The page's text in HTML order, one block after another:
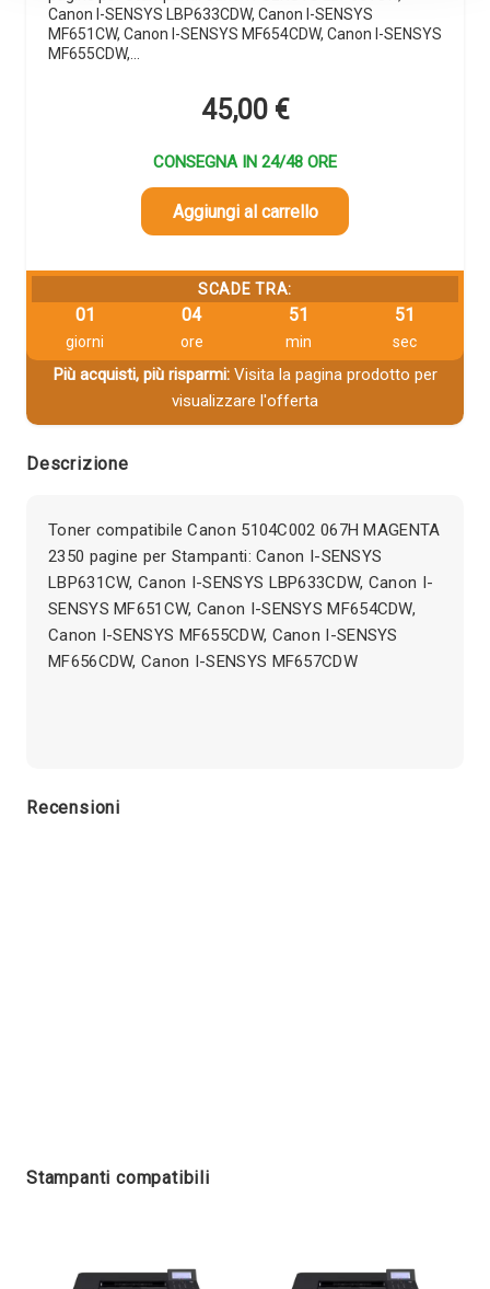
Canon I-SENSYS LBP633CDW, Canon I-SENSYS
MF651CW, Canon I-SENSYS MF654CDW, Canon I-SENSYS
MF655CDW,…
45,00 €
CONSEGNA IN 24/48 ORE
Aggiungi al carrello
SCADE TRA:
01
giorni
04
ore
51
min
51
sec
Più acquisti, più risparmi:Visita la pagina prodotto per
visualizzare l'offerta
Descrizione
Toner compatibile Canon 5104C002 067H MAGENTA
2350 pagine per Stampanti: Canon I-SENSYS
LBP631CW, Canon I-SENSYS LBP633CDW, Canon I-
SENSYS MF651CW, Canon I-SENSYS MF654CDW,
Canon I-SENSYS MF655CDW, Canon I-SENSYS
MF656CDW, Canon I-SENSYS MF657CDW
Recensioni
Stampanti compatibili